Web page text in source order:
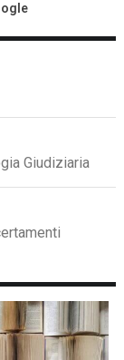
Giudiziaria